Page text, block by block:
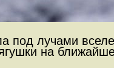
под лучами
на